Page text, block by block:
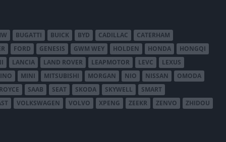
BUGATTI BUICK BYD CADILLAC
CATERHAM
FORD GENESIS GWM WEY HOLDEN HONDA
HONGQI
LANCIA LAND ROVER LEAPMOTOR LEVC
LEXUS
MINI MITSUBISHI MORGAN NIO NISSAN
OMODA
SAAB SEAT SKODA SKYWELL
SMART
VOLKSWAGEN VOLVO XPENG ZEEKR ZENVO ZHIDOU